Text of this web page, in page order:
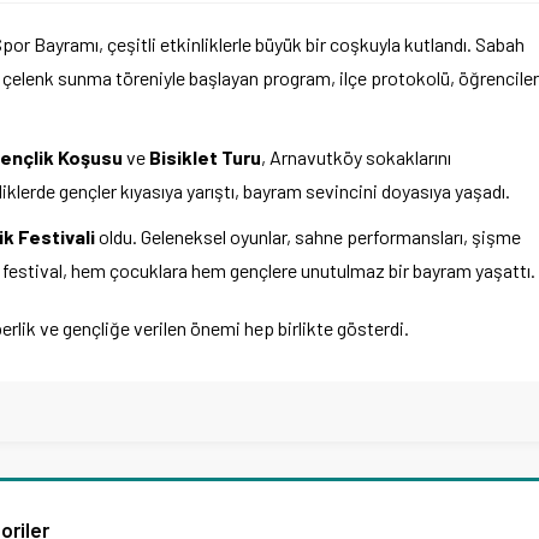
Bayramı, çeşitli etkinliklerle büyük bir coşkuyla kutlandı. Sabah
sunma töreniyle başlayan program, ilçe protokolü, öğrenciler
Koşusu ve Bisiklet Turu, Arnavutköy sokaklarını
gençler kıyasıya yarıştı, bayram sevincini doyasıya yaşadı.
Festivalioldu. Geleneksel oyunlar, sahne performansları, şişme
hem çocuklara hem gençlere unutulmaz bir bayram yaşattı.
ve gençliğe verilen önemi hep birlikte gösterdi.